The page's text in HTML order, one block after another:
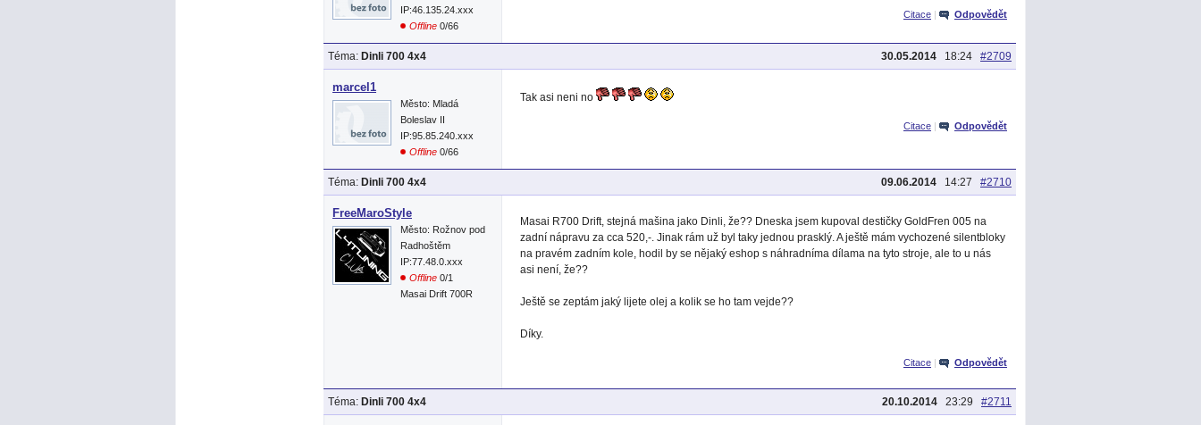
IP:46.135.24.xxx
Offline 0/66
Citace | Odpovědět
30.05.2014 18:24 #2709
Téma: Dinli 700 4x4
marcel1
Město: Mladá
Boleslav II
IP:95.85.240.xxx
Offline 0/66
Tak asi neni no
Citace | Odpovědět
09.06.2014 14:27 #2710
Téma: Dinli 700 4x4
FreeMaroStyle
Město: Rožnov pod
Radhoštěm
IP:77.48.0.xxx
Offline 0/1
Masai Drift 700R
Masai R700 Drift, stejná mašina jako Dinli, že?? Dneska jsem kupoval destičky GoldFren 005 na
zadní nápravu za cca 520,-. Jinak rám už byl taky jednou prasklý. A ještě mám vychozené silentbloky
na pravém zadním kole, hodil by se nějaký eshop s náhradníma dílama na tyto stroje, ale to u nás
asi není, že??
Ještě se zeptám jaký lijete olej a kolik se ho tam vejde??
Díky.
Citace | Odpovědět
20.10.2014 23:29 #2711
Téma: Dinli 700 4x4